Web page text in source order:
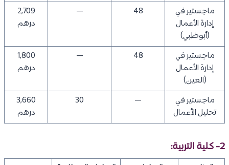
ماجستير في
إدارة الأعمال
(أبوظبي)
48
—
2,709
درهم
ماجستير في
إدارة الأعمال
(العين)
48
—
1,800
درهم
ماجستير في
تحليل الأعمال
—
30
3,660
درهم
2- كلية التربية: